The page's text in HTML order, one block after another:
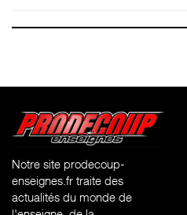
Notre site prodecoup-
enseignes.fr traite des
actualités du monde de